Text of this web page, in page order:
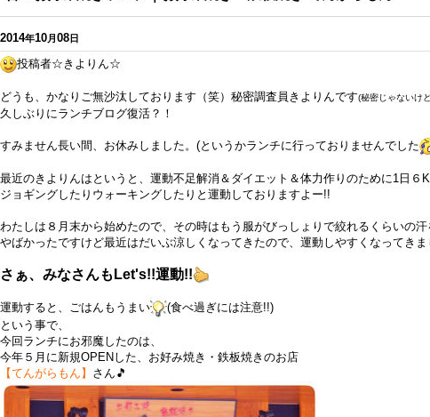
2014年10月08日
投稿者☆きよりん☆
どうも、かなりご無沙汰しております（笑）秘密調査員きよりんです(秘密じゃないけ
久しぶりにランチブログ復活？！
すみません長い間、お休みしました。(というかランチに行っておりませんでした
最近のきよりんはというと、運動不足解消＆ダイエット＆体力作りのために1日６
ジョギングしたりウォーキングしたりと運動しておりますよー!!
わたしは８月末から始めたので、その時はもう服がびっしょりで絞れるくらいの
やばかったですけど最近はだいぶ涼しくなってきたので、運動しやすくなってき
さぁ、みなさんもLet's!!運動!!
運動すると、ごはんもうまい
(食べ過ぎには注意!!)
という事で、
今回ランチにお邪魔したのは、
今年５月に新規OPENした、お好み焼き・鉄板焼きのお店
【てんがらもん】 さん🎵